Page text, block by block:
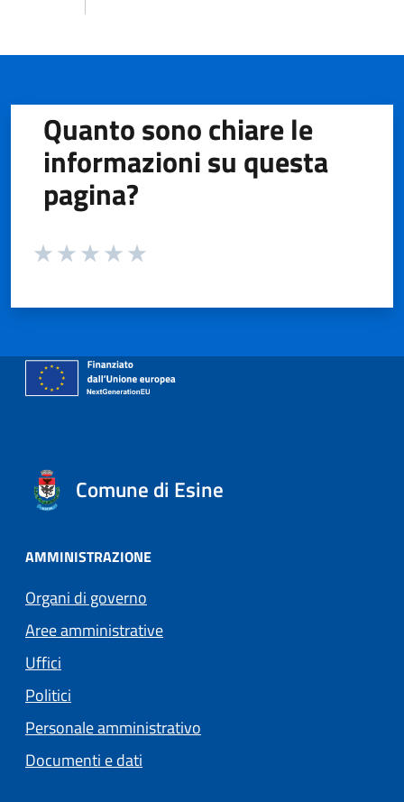
Quanto sono chiare le
informazioni su questa
pagina?
Valuta da 1 a 5 stelle la pagina
Comune di Esine
AMMINISTRAZIONE
Organi di governo
Aree amministrative
Uffici
Politici
Personale amministrativo
Documenti e dati